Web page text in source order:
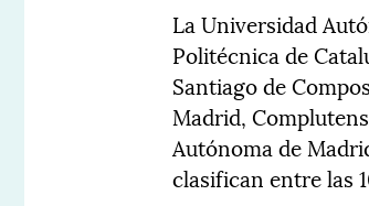
La Universidad
Politécnica de
Santiago de
Madrid,
Autónoma de
clasifican entre las